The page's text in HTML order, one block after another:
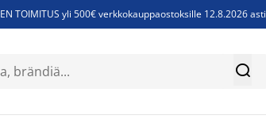
TOIMITUS yli 500€ verkkokauppaostoksille 12.8.2026 asti
Sijauspatjoja - Säästä jopa 60% 